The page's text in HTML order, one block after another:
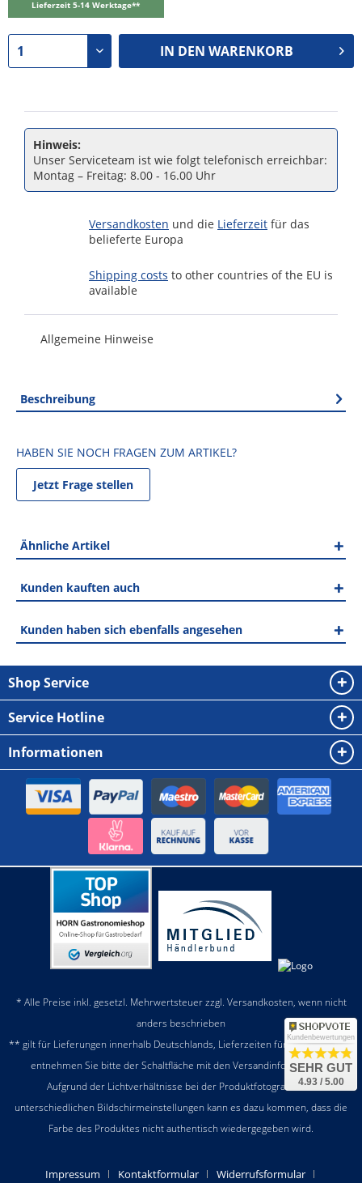
Lieferzeit 5-14 Werktage**
IN DEN WARENKORB
Hinweis:
Unser Serviceteam ist wie folgt telefonisch erreichbar:
Montag – Freitag: 8.00 - 16.00 Uhr
Versandkosten und die Lieferzeit für das
belieferte Europa
Shipping costs to other countries of the EU is
available
Allgemeine Hinweise
Beschreibung
HABEN SIE NOCH FRAGEN ZUM ARTIKEL?
Jetzt Frage stellen
Ähnliche Artikel
Kunden kauften auch
Kunden haben sich ebenfalls angesehen
Shop Service
Service Hotline
Informationen
* Alle Preise inkl. gesetzl. Mehrwertsteuer zzgl. Versandkosten, wenn nicht
anders beschrieben
** gilt für Lieferungen innerhalb Deutschlands, Lieferzeiten für andere Länder
entnehmen Sie bitte der Schaltfläche mit den Versandinformationen
Aufgrund der Lichtverhältnisse bei der Produktfotografie und
unterschiedlichen Bildschirmeinstellungen kann es dazu kommen, dass die
Farbe des Produktes nicht authentisch wiedergegeben wird.
Impressum Kontaktformular Widerrufsformular
Kundenbewertungen
SEHR GUT
4.93 / 5.00